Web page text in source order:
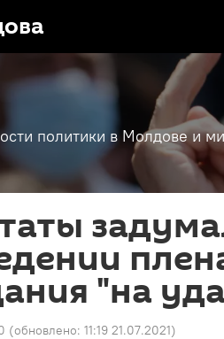
политики в Молдове и
"на
(обновлено: 11:19 21.07.2021)